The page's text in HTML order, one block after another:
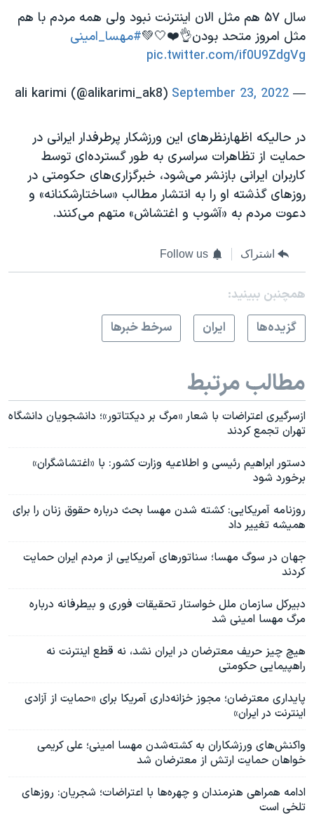
سال ۵۷ هم مثل الان اینترنت نبود ولی همه مردم با هم
مثل امروز متحد بودن👌❤️🤍💚#مهسا_امینی
pic.twitter.com/if0U9ZdgVg
— ali karimi (@alikarimi_ak8)
September 23, 2022
در حالیکه اظهارنظرهای این ورزشکار پرطرفدار ایرانی در
حمایت از تظاهرات سراسری به طور گسترده‌ای توسط
کاربران ایرانی بازنشر می‌شود، خبرگزاری‌های حکومتی در
روزهای گذشته او را به انتشار مطالب «ساختارشکنانه» و
دعوت مردم به «آشوب و اغتشاش» متهم می‌کنند.
اشتراک Follow us
همچنبن ببینید:
گزيده‌ها
ايران سرخط خبرها
مطالب مرتبط
ازسرگیری اعتراضات با شعار «مرگ بر دیکتاتور»؛ دانشجویان دانشگاه
تهران تجمع کردند
دستور ابراهیم رئیسی و اطلاعیه وزارت کشور: با «اغتشاشگران»
برخورد شود
روزنامه آمریکایی: کشته شدن مهسا بحث درباره حقوق زنان را برای
همیشه تغییر داد
جهان در سوگ مهسا؛ سناتورهای آمریکایی از مردم ایران حمایت
کردند
دبیرکل سازمان ملل خواستار تحقیقات فوری و بیطرفانه درباره
مرگ مهسا امینی شد
هیچ چیز حریف معترضان در ایران نشد، نه قطع اینترنت نه
راهپیمایی حکومتی
پایداری معترضان؛ مجوز خزانه‌داری آمریکا برای «حمایت از آزادی
اینترنت در ایران»
واکنش‌های ورزشکاران به کشته‌شدن مهسا امینی؛ علی کریمی
خواهان حمایت ارتش از معترضان شد
ادامه همراهی هنرمندان و چهره‌ها با اعتراضات؛ شجریان: روزهای
تلخی است